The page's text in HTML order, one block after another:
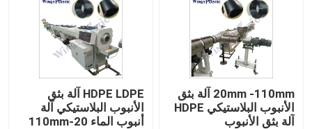
20mm -110mm آلة بثق
الأنبوب البلاستيكي HDPE
آلة بثق الأنبوب
HDPE LDPE آلة بثق
الأنبوب البلاستيكي آلة
أنبوب الماء 20-110mm